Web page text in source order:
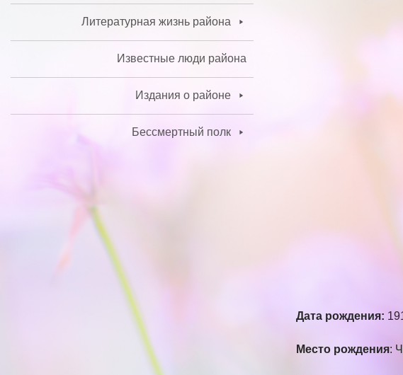
Литературная жизнь района
Известные люди района
Издания о районе
Бессмертный полк
Дата рождения:
Место рождения: